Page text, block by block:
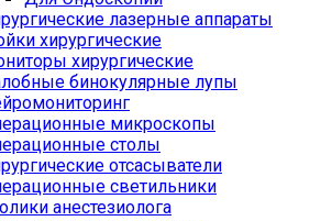
лазерные аппараты
хирургические
хирургические
бинокулярные лупы
микроскопы
столы
отсасыватели
светильники
анестезиолога